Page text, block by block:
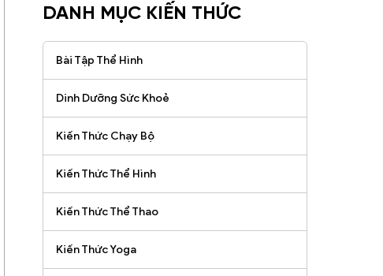
DANH MỤC KIẾN THỨC
Bài Tập Thể Hình
Dinh Dưỡng Sức Khoẻ
Kiến Thức Chạy Bộ
Kiến Thức Thể Hình
Kiến Thức Thể Thao
Kiến Thức Yoga